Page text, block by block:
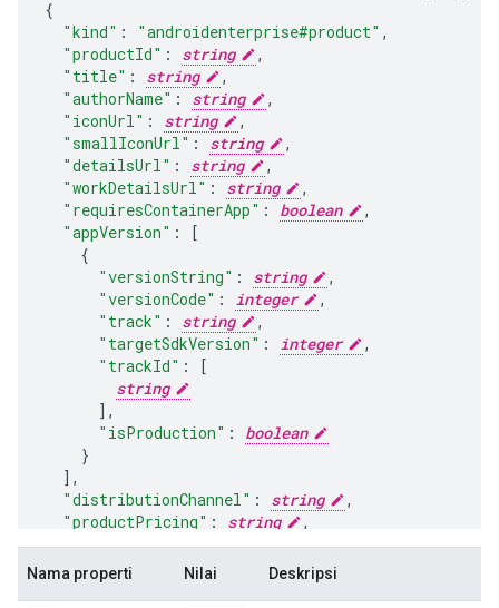
"kind" : "androidenterprise#product" ,
"productId" : string
,
"title" : string
,
"authorName" : string
,
"iconUrl" : string
,
"smallIconUrl" : string
,
"detailsUrl" : string
,
"workDetailsUrl" : string
,
"requiresContainerApp" : boolean
,
"appVersion" :
[
"versionString" : string
,
"versionCode" : integer
,
"track" : string
,
"targetSdkVersion" : integer
,
"trackId" :
[
string
],
"isProduction" :
boolean
],
"distributionChannel" : string
,
"productPricing" : string
,
"signingCertificate":
"certificateHashSha256": string
"certificateHashSha1"
string
Nama properti Nilai Deskripsi